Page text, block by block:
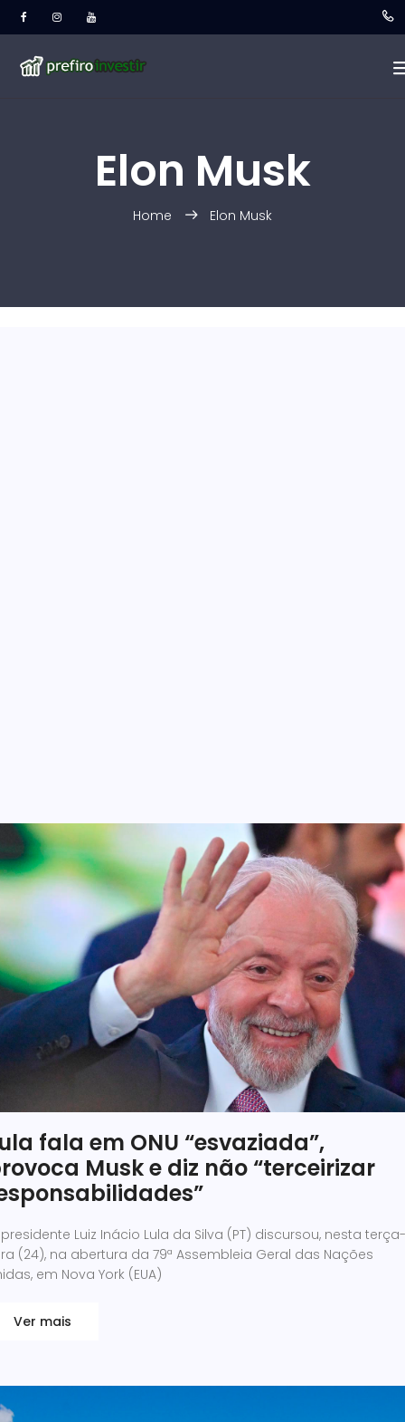
Elon Musk
Home Elon Musk
fala em ONU “esvaziada”,
Musk e diz não “terceirizar
Luiz Inácio Lula da Silva (PT) discursou, nesta terça-
(24), na abertura da 79ª Assembleia Geral das Nações
em Nova York (EUA)
Ver mais